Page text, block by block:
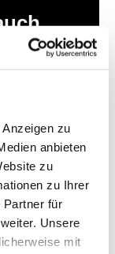
zu
anbieten
zu
zu Ihrer
Partner für
Unsere
mit